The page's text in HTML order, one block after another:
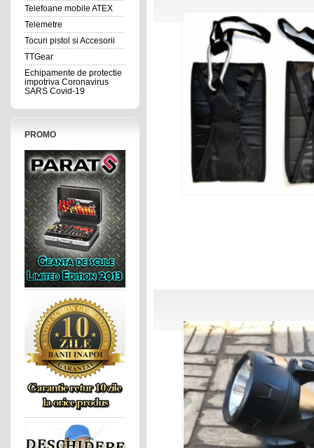
Telefoane mobile ATEX
Telemetre
Tocuri pistol si Accesorii
TTGear
Echipamente de protectie
impotriva Coronavirus
SARS Covid-19
PROMO